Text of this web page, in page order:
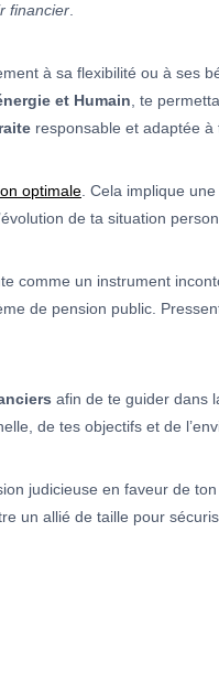
financier.
à sa flexibilité ou à ses
et Humain, te
responsable et adaptée à
optimale. Cela implique
de ta situation
comme un instrument
de pension public.
afin de te guider dans
de tes objectifs et de
judicieuse en faveur de
un allié de taille pour